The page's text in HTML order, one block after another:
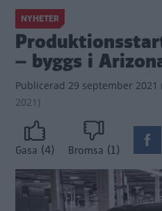
NYHETER
– byggs i
Publicerad 29 september 2021 (
2021)
Gasa (4) Bromsa (1)